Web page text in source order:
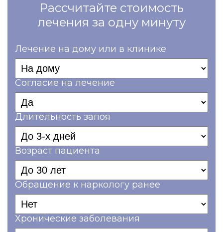
Рассчитайте стоимость
лечения за одну минуту
Лечение на дому или в клинике
Согласие на лечение
Длительность запоя
Возраст пациента
Обращение к наркологу ранее
Хронические заболевания